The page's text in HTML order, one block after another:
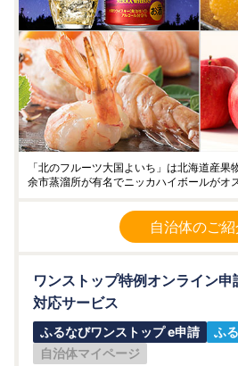
「北のフルーツ大国よいち」は北海道産
余市蒸溜所が有名でニッカハイボールがオ
自治体のご紹
ワンストップ特例オンライン申
対応サービス
ふるなびワンストップ e申請
ふ
自治体マイページ